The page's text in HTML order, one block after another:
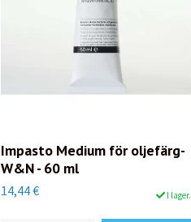
Impasto Medium för oljefärg-
W&N - 60 ml
14,44 € I lager.